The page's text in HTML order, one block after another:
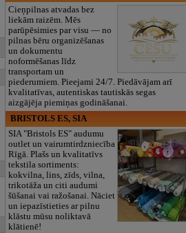
Cieņpilnas atvadas bez
liekām raizēm. Mēs
parūpēsimies par visu — no
pilnas bēru organizēšanas
un dokumentu
noformēšanas līdz
transportam un
piederumiem. Pieejami 24/7. Piedāvājam arī
kvalitatīvas, autentiskas tautiskās segas
aizgājēja piemiņas godināšanai.
BRISTOLS ES, SIA
SIA "Bristols ES" audumu
outlet un vairumtirdzniecība
Rīgā. Plašs un kvalitatīvs
tekstila sortiments:
kokvilna, lins, zīds, vilna,
trikotāža un citi audumi
šūšanai vai ražošanai. Nāciet
un iepazīstieties ar pilnu
klāstu mūsu noliktavā
klātienē!